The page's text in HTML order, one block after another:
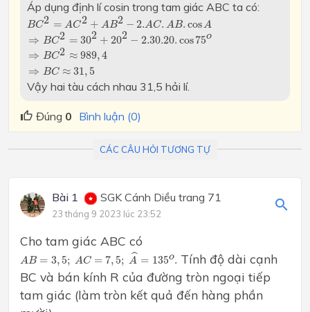
Áp dụng định lí cosin trong tam giác ABC ta có:
BC2 = AC2 + A B2 − 2.AC. A B. cos A
BC 2=AC 2+A B 2−2.A C .AB cosA
⇒ BC2 = 302 + 202 − 2.30.20. cos75o
⇒ BC2 ≈ 989,4
⇒ BC ≈ 31 , 5
⇒ B =30 +202− 2.30.20. cos75o⇒B
Vậy hai tàu cách nhau 31,5 hải lí.
Đúng 0 Bình luận (0)
CÁC CÂU HỎI TƯƠNG TỰ
Bài 1 SGK Cánh Diều trang 71
23 tháng 9 2023 lúc 23:52
Cho tam giác ABC có
AB = 3,5; AC = 7,5; ˆ
A = 135o.
C= 135
Tính độ dài cạnh
BC và bán kính R của đường tròn ngoại tiếp
tam giác (làm tròn kết quả đến hàng phần